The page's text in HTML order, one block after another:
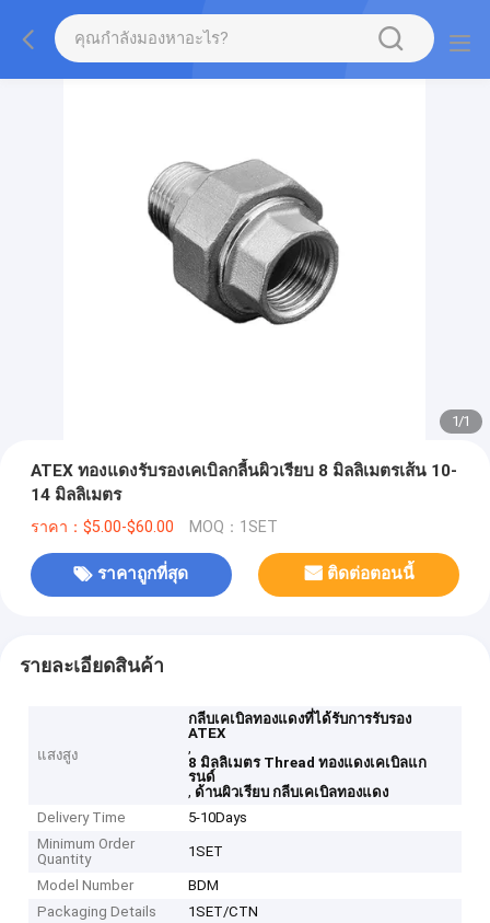
1/1
ATEX ทองแดงรับรองเคเบิลกลี้นผิวเรียบ 8 มิลลิเมตรเส้น 10-
14 มิลลิเมตร
ราคา：$5.00-$60.00 MOQ：1SET
ราคาถูกที่สุด ติดต่อตอนนี้
รายละเอียดสินค้า
แสงสูง
กลีบเคเบิลทองแดงที่ได้รับการรับรอง
ATEX
,
8 มิลลิเมตร Thread ทองแดงเคเบิลแก
รนด์
, ด้านผิวเรียบ กลีบเคเบิลทองแดง
Delivery Time
5-10Days
Minimum Order
Quantity
1SET
Model Number
BDM
Packaging Details
1SET/CTN